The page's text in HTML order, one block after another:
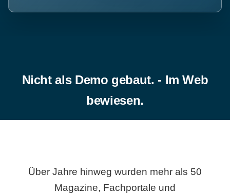
Nicht als Demo gebaut. - Im Web
bewiesen.
Über Jahre hinweg wurden mehr als 50
Magazine, Fachportale und